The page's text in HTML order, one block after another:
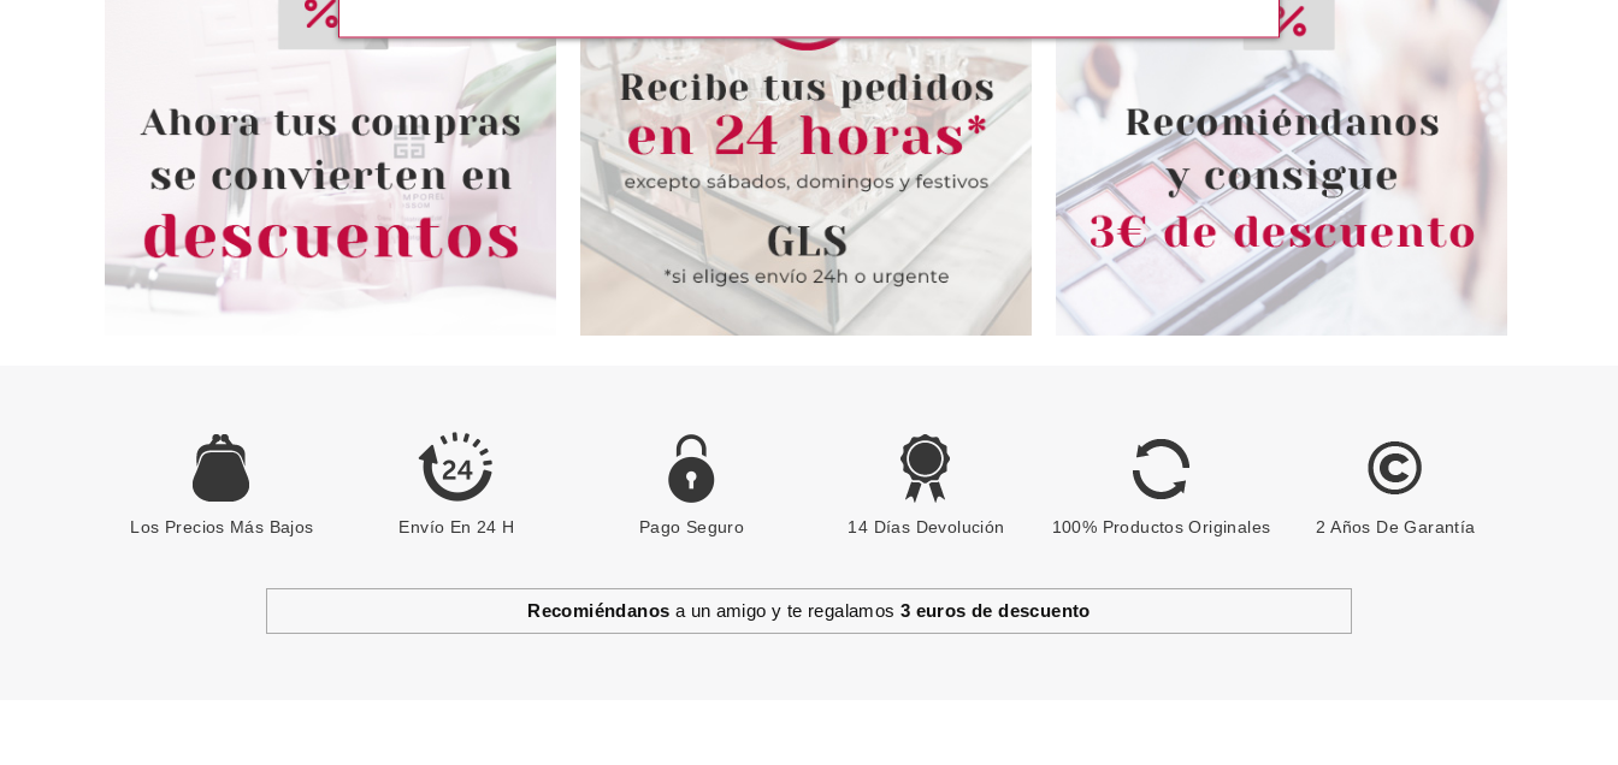
CLARINS JOLIE ROUGE MATTE
Pvr 22.00€ desde
16.66€
CLARINS JOLIE ROUGE
RECARGA 782V BELL PEPPER
Pvr 22.00€
-25% 16.50€
CLARINS LIP OIL COMFORT 03
CHERRY 7 ML + MINI MASCARA
WONDER VOLUME XXL 3 ML
SET REGALO
Pvr 31.00€
-35%
desde
20.30€
CLARINS JOLIE ROUGE
BRILLANTE RECARGA 706S FIG
Pvr 22.00€
-40%
desde
13.27€
CLARINS JOLIE ROUGE
RECARGA 773 PINK TULIP
Pvr 22.00€
-24%
desde
CANDY SHIMMER
Pvr 19.25€
desde
Los Precios Más Bajos Envío En 24 H Pago Seguro 14 Días Devolución 100% Productos Originales 2 Años De Garantía
Recomiéndanos a un amigo y te regalamos 3 euros de descuento